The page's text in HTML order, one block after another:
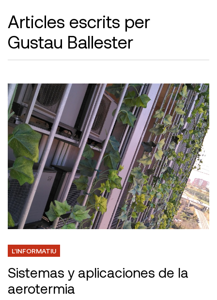
Articles escrits per
Gustau Ballester
L'INFORMATIU
Sistemas y aplicaciones de la
aerotermia